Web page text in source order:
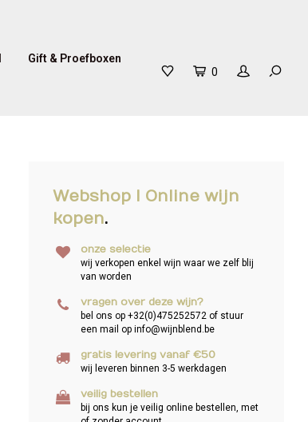
Gift & Proefboxen
0
Webshop I Online wijn
kopen.
onze selectie
wij verkopen enkel wijn waar we zelf blij
van worden
vragen over deze wijn?
bel ons op +32(0)475252572 of stuur
een mail op info@wijnblend.be
gratis levering vanaf €50
wij leveren binnen 3-5 werkdagen
veilig bestellen
bij ons kun je veilig online bestellen, met